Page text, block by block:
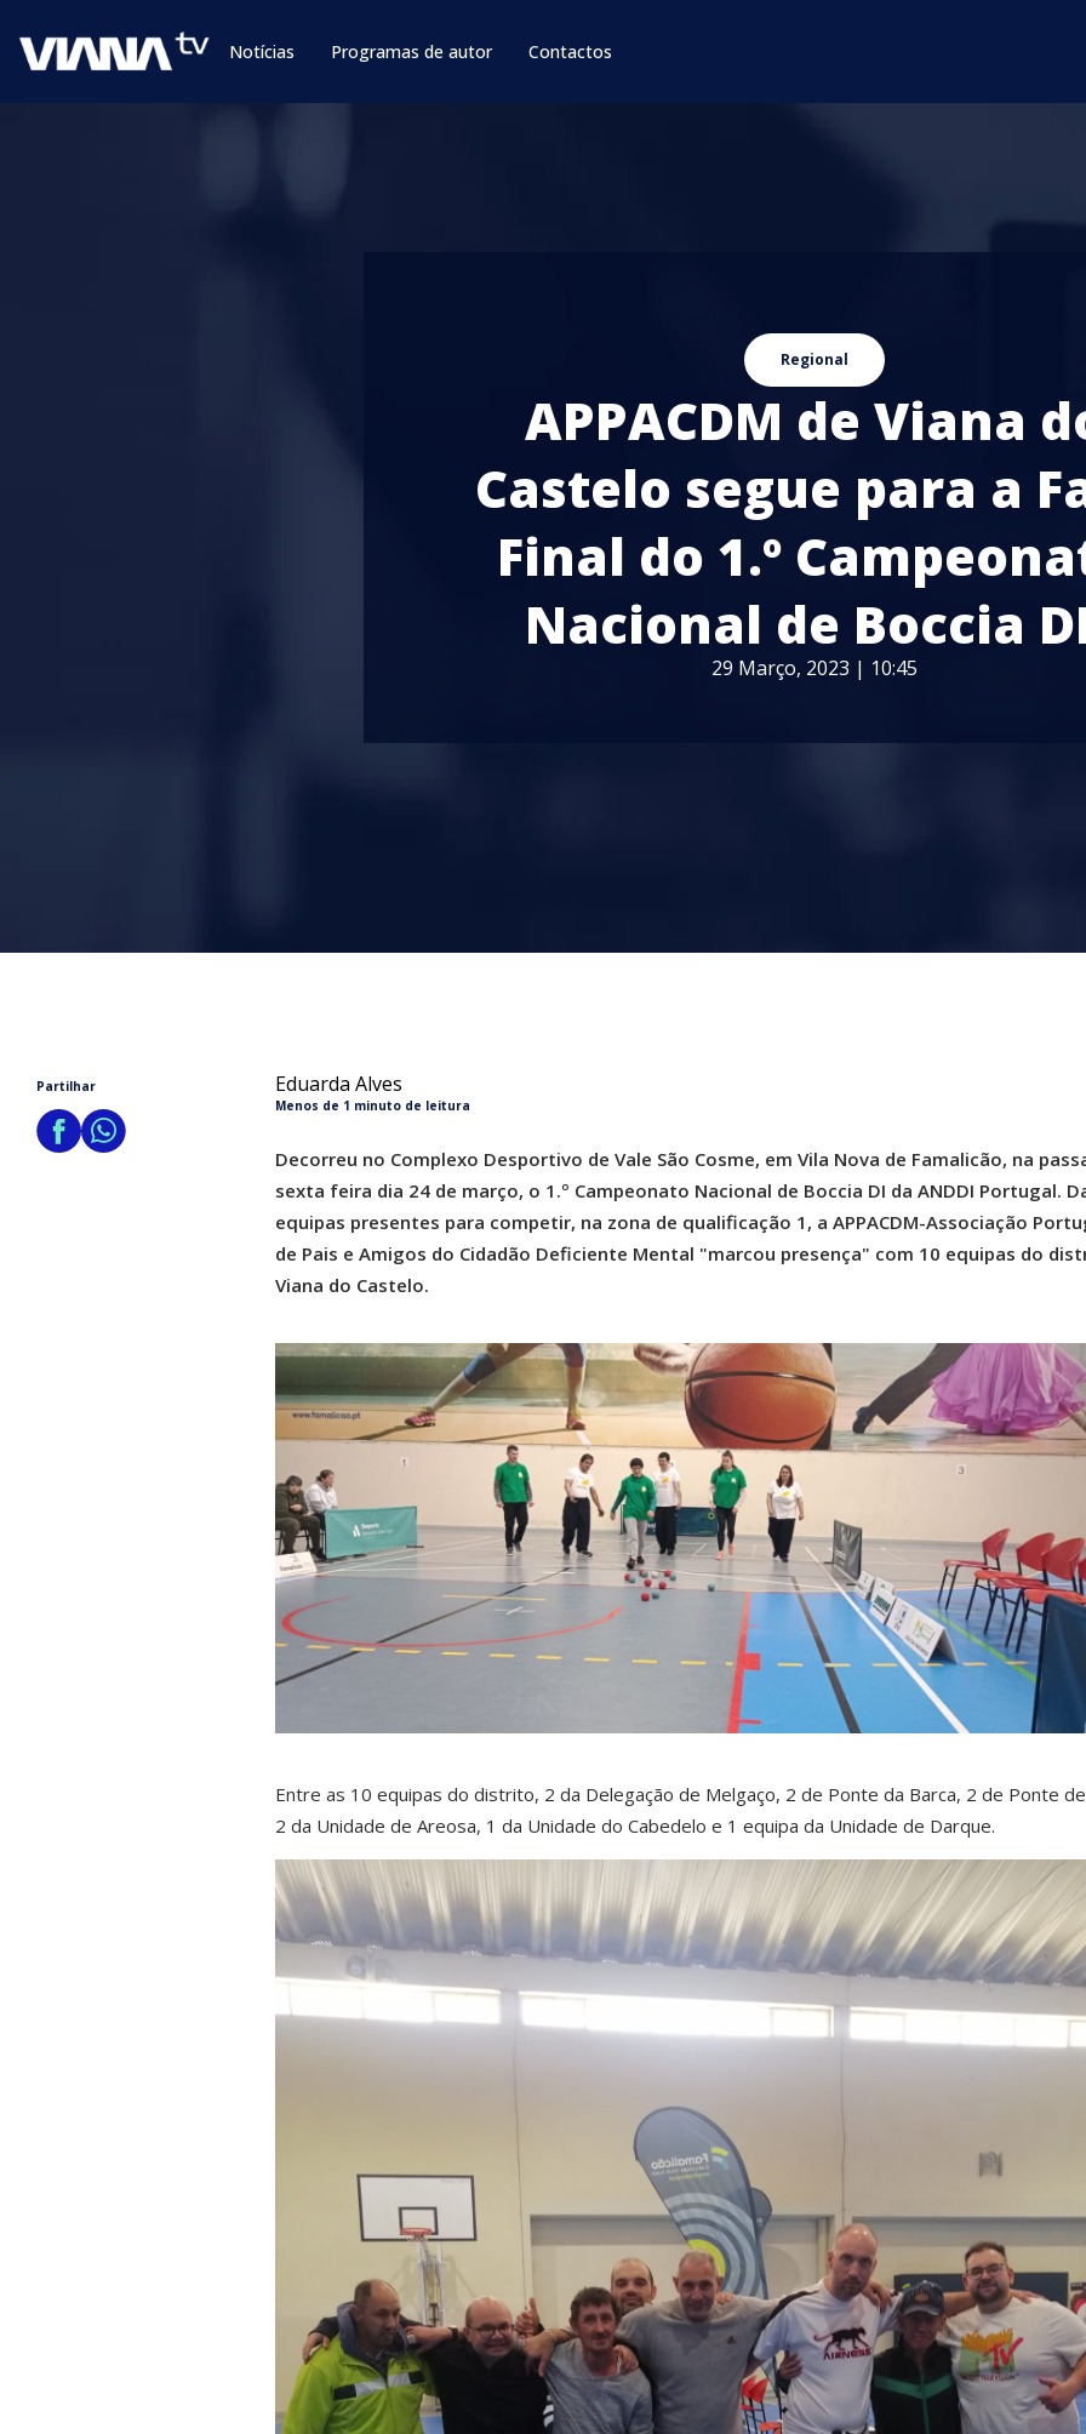
Notícias Programas de autor Contactos
Regional
APPACDM de Viana
Castelo segue para a
Final do 1.º
Nacional de Boccia
29 Março, 2023 | 10:45
Partilhar Eduarda Alves
Menos de 1 minuto de leitura
Decorreu no Complexo Desportivo de Vale São Cosme, em Vila Nova de Famalicão, na
sexta feira dia 24 de março, o 1.º Campeonato Nacional de Boccia DI da ANDDI Portugal.
equipas presentes para competir, na zona de qualificação 1, a APPACDM-Associação
de Pais e Amigos do Cidadão Deficiente Mental "marcou presença" com 10 equipas do
Viana do Castelo.
Entre as 10 equipas do distrito, 2 da Delegação de Melgaço, 2 de Ponte da Barca, 2 de Ponte
2 da Unidade de Areosa, 1 da Unidade do Cabedelo e 1 equipa da Unidade de Darque.